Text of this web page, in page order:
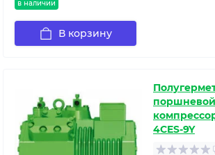
в наличии
В корзину
поршневой
4CES-9Y